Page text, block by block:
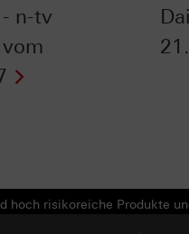
n-tv
risikoreiche Produkte